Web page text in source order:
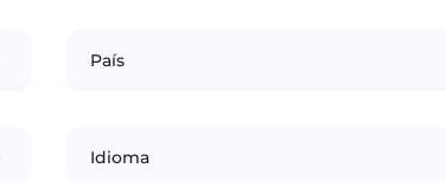
País
Idioma